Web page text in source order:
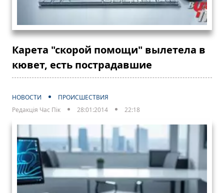
Карета "скорой помощи" вылетела в
кювет, есть пострадавшие
НОВОСТИ
ПРОИСШЕСТВИЯ
Редакція Час Пік
28:01:2014 22:18